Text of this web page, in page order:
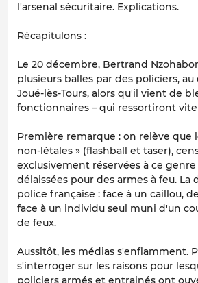
l'arsenal sécuritaire. Explications.
Récapitulons :
Le 20 décembre, Bertrand
plusieurs balles par des policiers,
Joué-lès-Tours, alors qu'il vient de
fonctionnaires – qui ressortiront vite
Première remarque : on relève que
non-létales » (flashball et taser),
exclusivement réservées à ce
délaissées pour des armes à feu. La
police française : face à un caillou,
face à un individu seul muni d'un
de feux.
Aussitôt, les médias s'enflamment.
s'interroger sur les raisons pour
policiers armés et entrainés ont